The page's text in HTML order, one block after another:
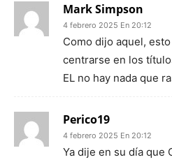
Mark Simpson
4 febrero 2025 En 20:12
Como dijo aquel,
centrarse en los
EL no hay nada que
Perico19
4 febrero 2025 En 20:12
Ya dije en su día que